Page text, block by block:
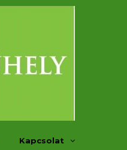
Kapcsolat